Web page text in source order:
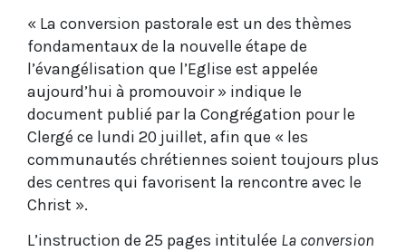
« La conversion pastorale est un des thèmes
fondamentaux de la nouvelle étape de
l’évangélisation que l’Eglise est appelée
aujourd’hui à promouvoir » indique le
document publié par la Congrégation pour le
Clergé ce lundi 20 juillet, afin que « les
communautés chrétiennes soient toujours plus
des centres qui favorisent la rencontre avec le
Christ ».
L’instruction de 25 pages intitulée La conversion